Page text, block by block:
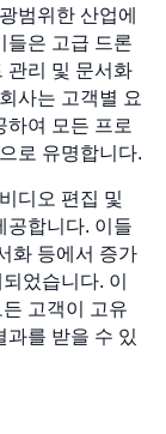
범위한 산업에
들은 고급 드론
관리 및 문서화
사는 고객별 요
하여 모든 프로
로 유명합니다.
디오 편집 및
공합니다. 이들
화 등에서 증가
었습니다. 이
고객이 고유
과를 받을 수 있